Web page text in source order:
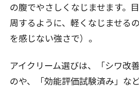
の腹でやさしくなじませます。
周するように、軽くなじませる
を感じない強さで）。
アイクリーム選びは、「シワ改
のや、「効能評価試験済み」な